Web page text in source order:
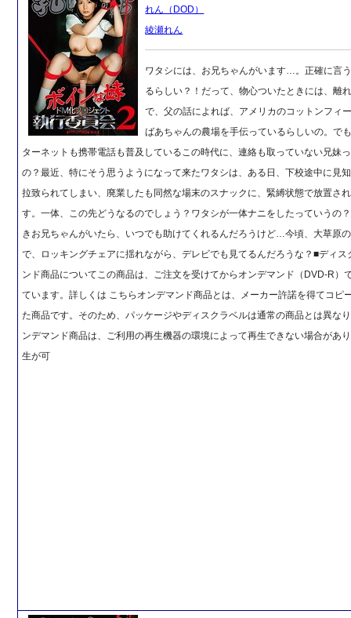
れん（DOD）
綾瀬れん
ワタシには、お兄ちゃんがいます…。正確に言
るらしい？！だって、物心ついたときには、離
で、父の話によれば、アメリカのコットンフィ
ばあちゃんの農場を手伝っているらしいの。で
ターネットも携帯電話も普及しているこの時代に、連絡も取っていない兄妹
の？最近、特にそう思うようになって来たワタシは、ある日、下校途中に見
拉致られてしまい、廃業したも同然な場末のスナックに、緊縛状態で放置さ
す。一体、この先どうなるのでしょう？ワタシが一体ナニをしたっていうの
きお兄ちゃんがいたら、いつでも助けてくれるんだろうけど…今頃、大草原
で、ロッキングチェアに揺れながら、デレビでも見てるんだろうな？■ディス
ンド商品についてこの商品は、ご注文を受けてからオンデマンド（DVD-R）
ています。詳しくは こちらオンデマンド商品とは、メーカー許諾を得てコピ
た商品です。そのため、パッケージやディスクラベルは通常の商品とは異な
ンデマンド商品は、ご利用の再生機器の環境によって再生できない場合があ
生が可